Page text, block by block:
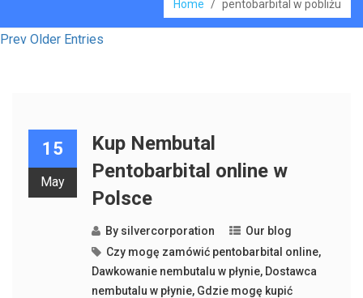
Home / pentobarbital w pobliżu
Prev Older Entries
15
May
Kup Nembutal
Pentobarbital online w
Polsce
By silvercorporation
Our blog
Czy mogę zamówić pentobarbital online,
Dawkowanie nembutalu w płynie, Dostawca
nembutalu w płynie, Gdzie mogę kupić